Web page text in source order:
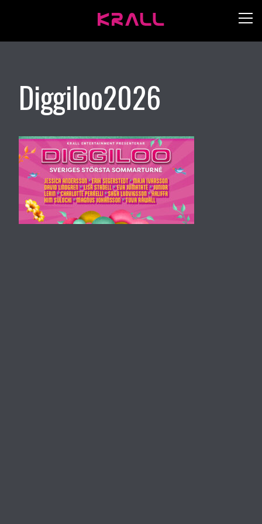
Diggiloo2026